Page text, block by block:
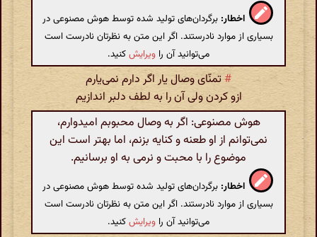
اخطار: برگردان‌های تولید شده توسط هوش مصنوعی در
بسیاری از موارد نادرستند. اگر این متن به نظرتان نادرست است
می‌توانید آن را ویرایشکنید.
# تمنّای وصال یار اگر دارم نمی‌یارم
ازو کردن ولی آن را به لطف دلبر اندازیم
هوش مصنوعی: اگر به وصال محبوبم امیدوارم،
نمی‌توانم از او طعنه و کنایه بزنم، اما بهتر است این
موضوع را با محبت و نرمی به او برسانیم.
اخطار: برگردان‌های تولید شده توسط هوش مصنوعی در
بسیاری از موارد نادرستند. اگر این متن به نظرتان نادرست است
می‌توانید آن را ویرایشکنید.